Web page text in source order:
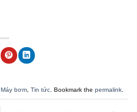
Máy bơm Tin tức . Bookmark the permalink